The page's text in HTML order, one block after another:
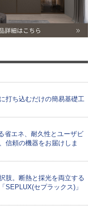
打ち込むだけの簡易基礎工
省エネ、耐久性とユーザビ
信頼の機器をお届けしま
肢。断熱と採光を両立する
SEPLUX(セプラックス)」